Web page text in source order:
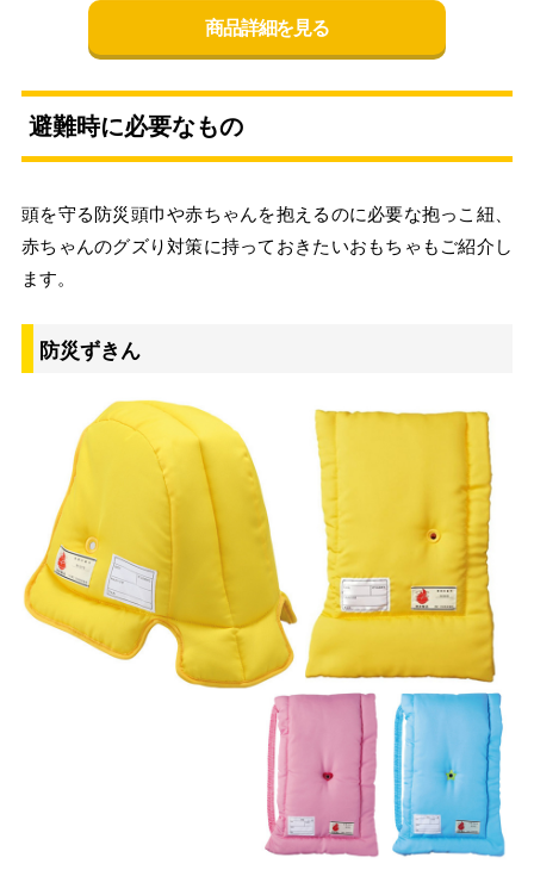
商品詳細を見る
避難時に必要なもの
頭を守る防災頭巾や赤ちゃんを抱えるのに必要な抱っこ紐、
赤ちゃんのグズり対策に持っておきたいおもちゃもご紹介し
ます。
防災ずきん